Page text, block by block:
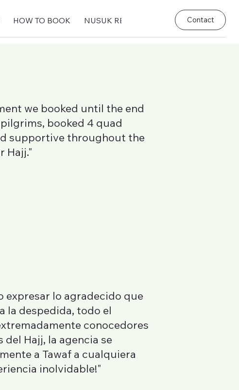
HOW TO BOOK NUSUK REGISTRATION HAJJ 1446
Contact
we booked until the end
booked 4 quad
supportive throughout the
Hajj."
expresar lo agradecido que
la despedida, todo el
conocedores
Hajj, la agencia se
a Tawaf a cualquiera
inolvidable!"